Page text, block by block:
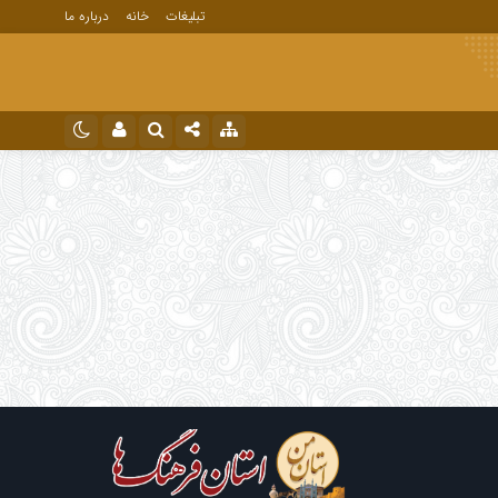
تبلیغات خانه درباره ما
اینستاگرام
تلگرام
نام کاربری یا نشانی ایمیل
مرا به خاطر بسپار